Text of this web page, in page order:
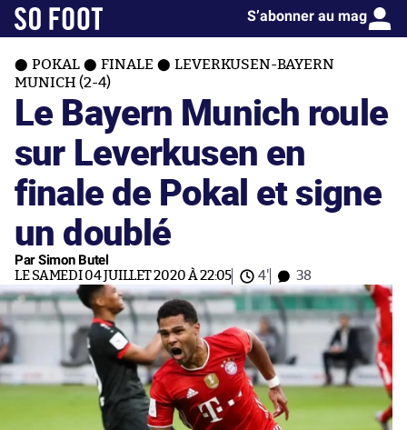
S’abonner au mag
POKAL FINALE
LEVERKUSEN-BAYERN
MUNICH (2-4)
Le Bayern Munich roule
sur Leverkusen en
finale de Pokal et signe
un doublé
Par Simon Butel
LE SAMEDI 04 JUILLET 2020 À 22:05 4' 38